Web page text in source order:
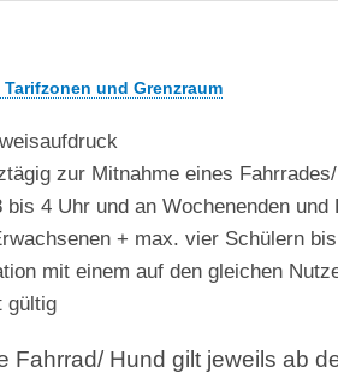
und Grenzraum
zur Mitnahme eines
bis 4 Uhr und an Wochenenden
+ max. vier Schülern
mit einem auf den gleichen
gültig
Fahrrad/ Hund gilt jeweils ab